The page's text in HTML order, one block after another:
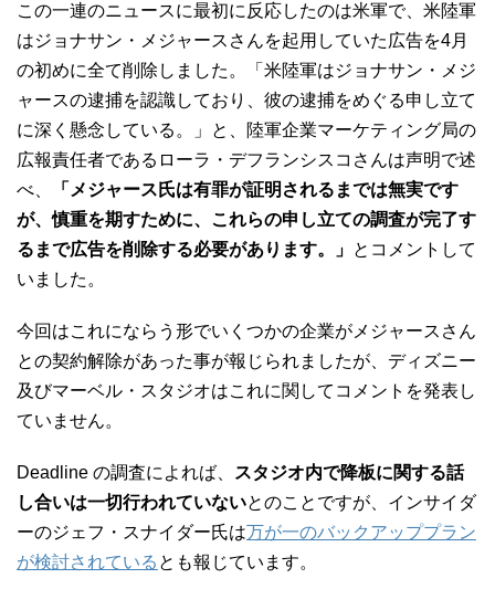
この一連のニュースに最初に反応したのは米軍で、米陸軍
はジョナサン・メジャースさんを起用していた広告を4月
の初めに全て削除しました。「米陸軍はジョナサン・メジ
ャースの逮捕を認識しており、彼の逮捕をめぐる申し立て
に深く懸念している。」と、陸軍企業マーケティング局の
広報責任者であるローラ・デフランシスコさんは声明で述
べ、
「メジャース氏は有罪が証明されるまでは無実です
が、慎重を期すために、これらの申し立ての調査が完了す
るまで広告を削除する必要があります。」
とコメントして
いました。
今回はこれにならう形でいくつかの企業がメジャースさん
との契約解除があった事が報じられましたが、ディズニー
及びマーベル・スタジオはこれに関してコメントを発表し
ていません。
Deadline の調査によれば、
スタジオ内で降板に関する話
し合いは一切行われていないとのことですが、インサイダ
ーのジェフ・スナイダー氏は万が一のバックアッププラン
が検討されている とも報じています。